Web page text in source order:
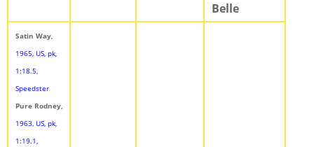
Belle
Satin Way,
1965, US, pk,
1:18.5,
Speedster
Pure Rodney,
1963, US, pk,
1:19.1,